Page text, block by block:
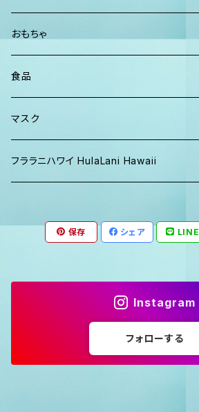
パーカー、スウェット
おもちゃ
食品
マスク
フララニハワイ HulaLani Hawaii
保存 シェア LINE
Instagram
フォローする